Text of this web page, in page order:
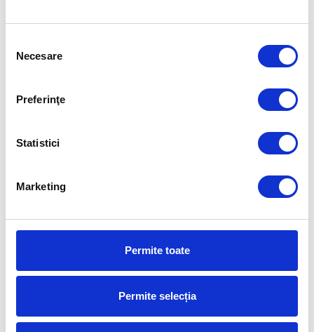
consimțământului
Necesare
Preferinţe
Statistici
Marketing
Permite toate
Permite selecția
ROMANIA FOR GOLD
Aurelia Brădeanu a fost numită
team mager la CSM București
Vlad Covaliu, cel mai bun sportiv al
anului 2025 la Federația Română de
Scrimă! Amalia s-a aflat și ea pe
podium